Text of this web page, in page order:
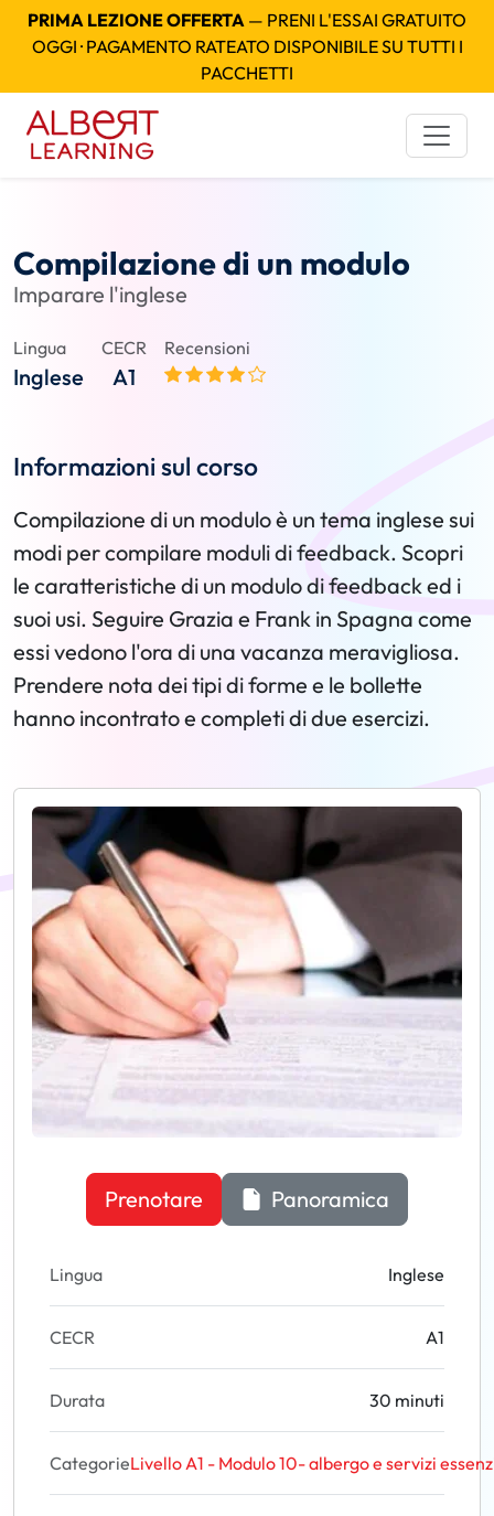
PRIMA LEZIONE OFFERTA — PRENI L'ESSAI GRATUITO
OGGI · PAGAMENTO RATEATO DISPONIBILE SU TUTTI I
PACCHETTI
Compilazione di un modulo
Imparare l'inglese
Lingua
Inglese
CECR
A1
Recensioni
Informazioni sul corso
Compilazione di un modulo è un tema inglese sui
modi per compilare moduli di feedback. Scopri
le caratteristiche di un modulo di feedback ed i
suoi usi. Seguire Grazia e Frank in Spagna come
essi vedono l'ora di una vacanza meravigliosa.
Prendere nota dei tipi di forme e le bollette
hanno incontrato e completi di due esercizi.
Prenotare Panoramica
Lingua Inglese
CECR A1
Durata 30 minuti
CategorieLivello A1 - Modulo 10- albergo e servizi